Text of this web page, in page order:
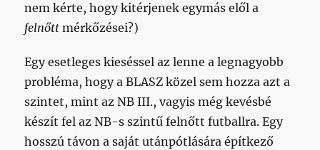
nem kérte, hogy kitérjenek egymás elől a
felnőtt mérkőzései?)
Egy esetleges kieséssel az lenne a legnagyobb
probléma, hogy a BLASZ közel sem hozza azt a
szintet, mint az NB III., vagyis még kevésbé
készít fel az NB-s szintű felnőtt futballra. Egy
hosszú távon a saját utánpótlására építkező